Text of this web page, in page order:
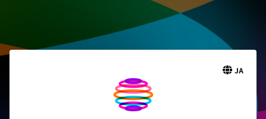
JA